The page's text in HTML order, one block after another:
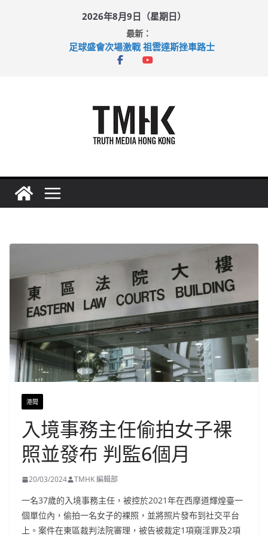
2026年8月9日（星期日）
最新：
足球盛會次場激戰 祖雲達斯挫車路士
港聞
入境事務主任偷拍女子裸
照並發布 判監6個月
20/03/2024 TMHK 編輯部
一名37歲的入境事務主任，被控於2021年在西摩道輝煌臺一
個單位內，偷拍一名女子的裸照，並將照片發布到社交平台
上。案件在東區裁判法院審理，被告被裁定1項窺淫罪及2項